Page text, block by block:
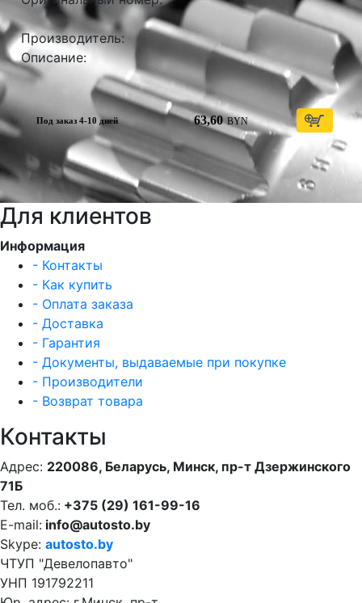
Производитель:
Описание:
Под заказ 4-10 дней 63,60 BYN
Для клиентов
Информация
- Контакты
- Как купить
- Оплата заказа
- Доставка
- Гарантия
- Документы, выдаваемые при покупке
- Производители
- Возврат товара
Контакты
Адрес: 220086, Беларусь, Минск, пр-т Дзержинского
71Б
Тел. моб.: +375 (29) 161-99-16
E-mail: info@autosto.by
Skype: autosto.by
ЧТУП "Девелопавто"
УНП 191792211